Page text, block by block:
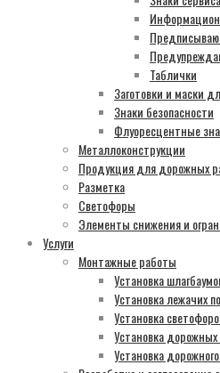
Таблички
Заготовки и маски
Знаки безопасности
Флуоресцентные
Металлоконструкции
Продукция для дорожных
Разметка
Светофоры
Элементы снижения и
Услуги
Монтажные работы
Установка
Установка лежачих
Установка
Установка дорожных
Установка